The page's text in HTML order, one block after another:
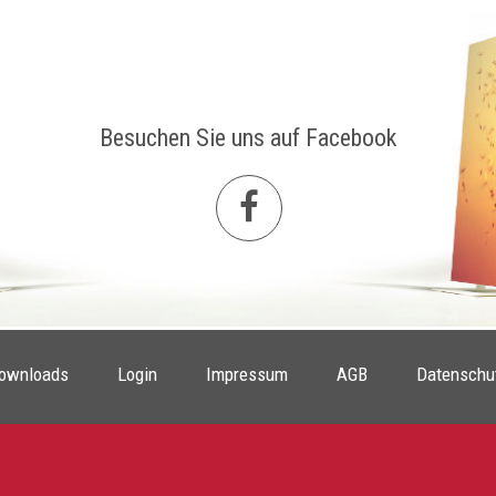
Besuchen Sie uns auf Facebook
Login Impressum AGB